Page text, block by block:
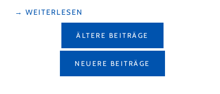
"TOP
→ WEITERLESEN
BEITRAGSNAVIGATION
ÄLTERE BEITRÄGE
NEUERE BEITRÄGE